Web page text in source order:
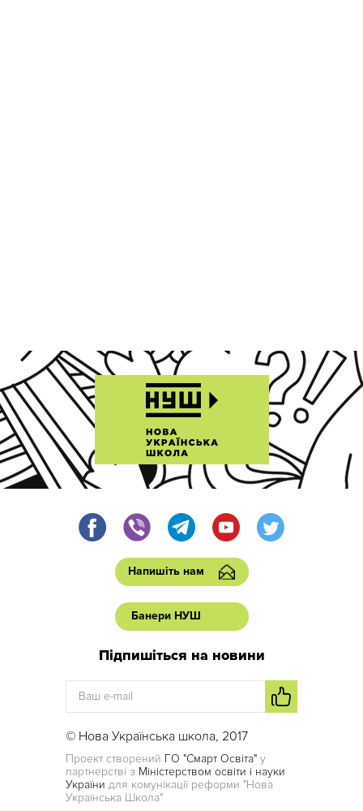
Напишіть нам
Банери НУШ
Підпишіться на новини
© Нова Українська школа, 2017
Проект створений ГО "Смарт Освіта" у
партнерстві з Міністерством освіти і науки
України для комунікації реформи "Нова
Українська Школа"